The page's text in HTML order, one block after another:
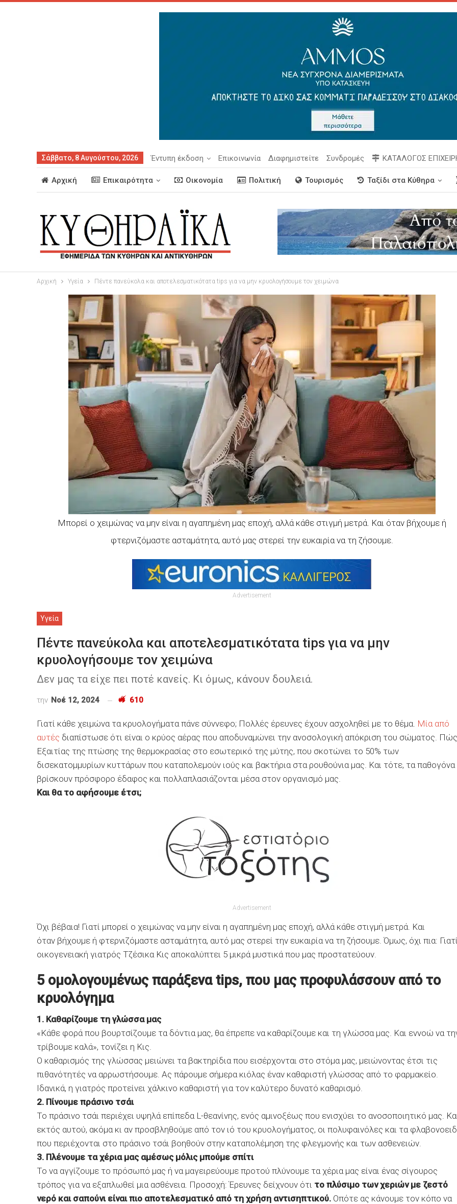
Σάββατο, 8 Αυγούστου, 2026 Έντυπη έκδοση Επικοινωνία Διαφημιστείτε Συνδρομές ΚΑΤΑΛΟΓΟΣ
Αρχική Επικαιρότητα Οικονομία Πολιτική Τουρισμός Ταξίδι στα Κύθηρα
Αρχική Υγεία Πέντε πανεύκολα και αποτελεσματικότατα tips για να μην κρυολογήσουμε τον χειμώνα
Μπορεί ο χειμώνας να μην είναι η αγαπημένη μας εποχή, αλλά κάθε στιγμή μετρά. Και όταν βήχουμε ή
φτερνιζόμαστε ασταμάτητα, αυτό μας στερεί την ευκαιρία να τη ζήσουμε.
Advertisement
Υγεία
Πέντε πανεύκολα και αποτελεσματικότατα tips για να μην
κρυολογήσουμε τον χειμώνα
Δεν μας τα είχε πει ποτέ κανείς. Κι όμως, κάνουν δουλειά.
την Νοέ 12, 2024 610
Γιατί κάθε χειμώνα τα κρυολογήματα πάνε σύννεφο; Πολλές έρευνες έχουν ασχοληθεί με το θέμα. Μία από
αυτές διαπίστωσε ότι είναι ο κρύος αέρας που αποδυναμώνει την ανοσολογική απόκριση του σώματος.
Εξαιτίας της πτώσης της θερμοκρασίας στο εσωτερικό της μύτης, που σκοτώνει το 50% των
δισεκατομμυρίων κυττάρων που καταπολεμούν ιούς και βακτήρια στα ρουθούνια μας. Kαι τότε, τα παθογόνα
βρίσκουν πρόσφορο έδαφος και πολλαπλασιάζονται μέσα στον οργανισμό μας.
Και θα το αφήσουμε έτσι;
Advertisement
Όχι βέβαια! Γιατί μπορεί ο χειμώνας να μην είναι η αγαπημένη μας εποχή, αλλά κάθε στιγμή μετρά. Και
όταν βήχουμε ή φτερνιζόμαστε ασταμάτητα, αυτό μας στερεί την ευκαιρία να τη ζήσουμε. Όμως, όχι πια:
οικογενειακή γιατρός Τζέσικα Κις αποκαλύπτει 5 μικρά μυστικά που μας προστατεύουν.
5 ομολογουμένως παράξενα tips, που μας προφυλάσσουν από το
κρυολόγημα
1. Καθαρίζουμε τη γλώσσα μας
«Κάθε φορά που βουρτσίζουμε τα δόντια μας, θα έπρεπε να καθαρίζουμε και τη γλώσσα μας. Και εννοώ να
τρίβουμε καλά», τονίζει η Κις.
Ο καθαρισμός της γλώσσας μειώνει τα βακτηρίδια που εισέρχονται στο στόμα μας, μειώνοντας έτσι τις
πιθανότητές να αρρωστήσουμε. Ας πάρουμε σήμερα κιόλας έναν καθαριστή γλώσσας από το φαρμακείο.
Ιδανικά, η γιατρός προτείνει χάλκινο καθαριστή για τον καλύτερο δυνατό καθαρισμό.
2. Πίνουμε πράσινο τσάι
Το πράσινο τσάι περιέχει υψηλά επίπεδα L-θεανίνης, ενός αμινοξέως που ενισχύει το ανοσοποιητικό μας.
εκτός αυτού, ακόμα κι αν προσβληθούμε από τον ιό του κρυολογήματος, οι πολυφαινόλες και τα
που περιέχονται στο πράσινο τσάι βοηθούν στην καταπολέμηση της φλεγμονής και των ασθενειών.
3. Πλένουμε τα χέρια μας αμέσως μόλις μπούμε σπίτι
Το να αγγίζουμε το πρόσωπό μας ή να μαγειρεύουμε προτού πλύνουμε τα χέρια μας είναι ένας σίγουρος
τρόπος για να εξαπλωθεί μια ασθένεια. Προσοχή: Έρευνες δείχνουν ότι το πλύσιμο των χεριών με ζεστό
νερό και σαπούνι είναι πιο αποτελεσματικό από τη χρήση αντισηπτικού. Οπότε ας κάνουμε τον κόπο να